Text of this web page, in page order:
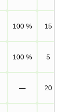
100 % 15
100 % 5
— 20